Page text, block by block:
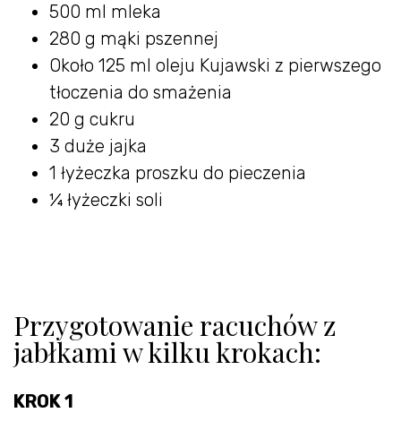
500 ml mleka
280 g mąki pszennej
Około 125 ml oleju Kujawski z pierwszego
tłoczenia do smażenia
20 g cukru
3 duże jajka
1 łyżeczka proszku do pieczenia
¼ łyżeczki soli
Przygotowanie racuchów z
jabłkami w kilku krokach:
KROK 1